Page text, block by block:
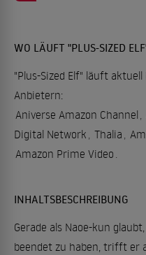
WO LÄUFT "PLUS-SIZED
"Plus-Sized Elf" läuft
Anbietern:
Aniverse Amazon Channel ,
Digital Network , Thalia ,
Amazon Prime Video .
INHALTSBESCHREIBUNG
Gerade als Naoe-kun
beendet zu haben, trifft er